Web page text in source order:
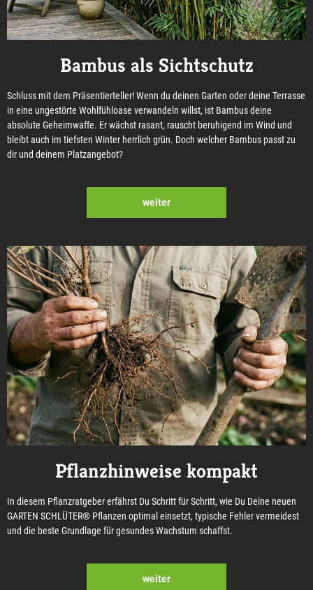
Bambus als Sichtschutz
Schluss mit dem Präsentierteller! Wenn du deinen Garten oder deine Terrasse
in eine ungestörte Wohlfühloase verwandeln willst, ist Bambus deine
absolute Geheimwaffe. Er wächst rasant, rauscht beruhigend im Wind und
bleibt auch im tiefsten Winter herrlich grün. Doch welcher Bambus passt zu
dir und deinem Platzangebot?
weiter
Pflanzhinweise kompakt
In diesem Pflanzratgeber erfährst Du Schritt für Schritt, wie Du Deine neuen
GARTEN SCHLÜTER® Pflanzen optimal einsetzt, typische Fehler vermeidest
und die beste Grundlage für gesundes Wachstum schaffst.
weiter